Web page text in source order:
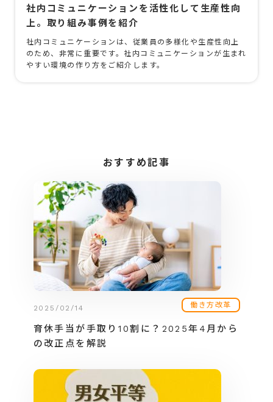
社内コミュニケーションを活性化して生産性向
上。取り組み事例を紹介
社内コミュニケーションは、従業員の多様化や生産性向上
のため、非常に重要です。社内コミュニケーションが生まれ
やすい環境の作り方をご紹介します。
おすすめ記事
2025/02/14 働き方改革
育休手当が手取り10割に？2025年4月から
の改正点を解説